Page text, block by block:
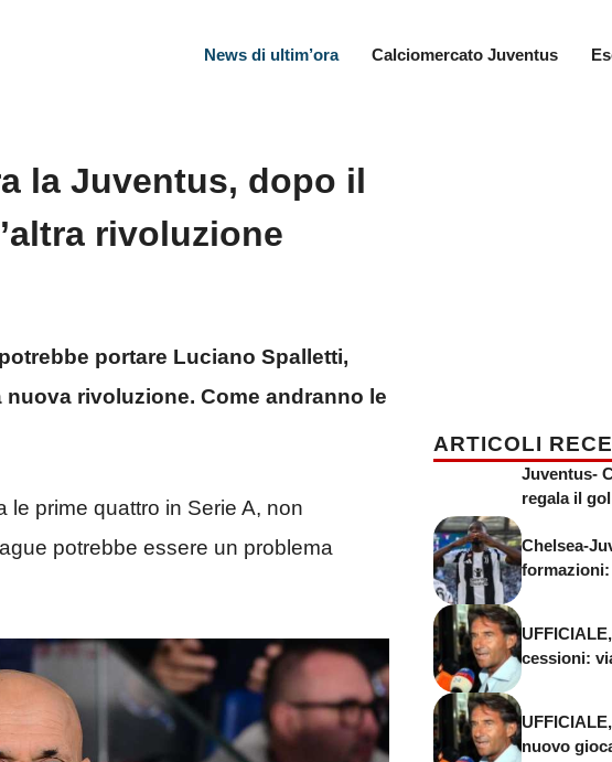
News di ultim’ora Calciomercato Juventus
la Juventus, dopo il
rivoluzione
portare Luciano Spalletti,
rivoluzione. Come andranno le
le prime quattro in Serie A, non
potrebbe essere un problema
ARTICOLI
Juventus-
regala il
Chelsea-
cessioni:
nuovo